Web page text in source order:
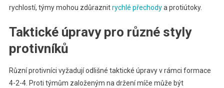
rychlostí, týmy mohou zdůraznitrychlé přechodya protiútoky.
Taktické úpravy pro různé styly
protivníků
Různí protivníci vyžadují odlišné taktické úpravy v rámci formace
4-2-4. Proti týmům založeným na držení míče může být